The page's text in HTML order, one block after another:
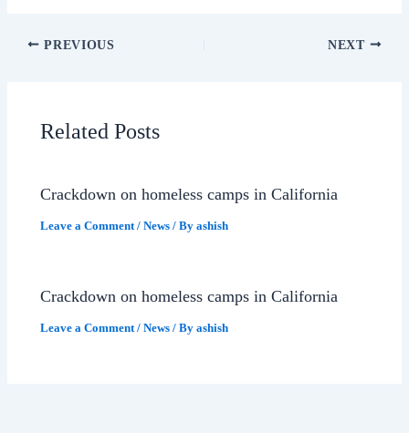
PREVIOUS NEXT
Related Posts
Crackdown on homeless camps in California
Leave a Comment /News / Byashish
Crackdown on homeless camps in California
Leave a Comment /News / Byashish